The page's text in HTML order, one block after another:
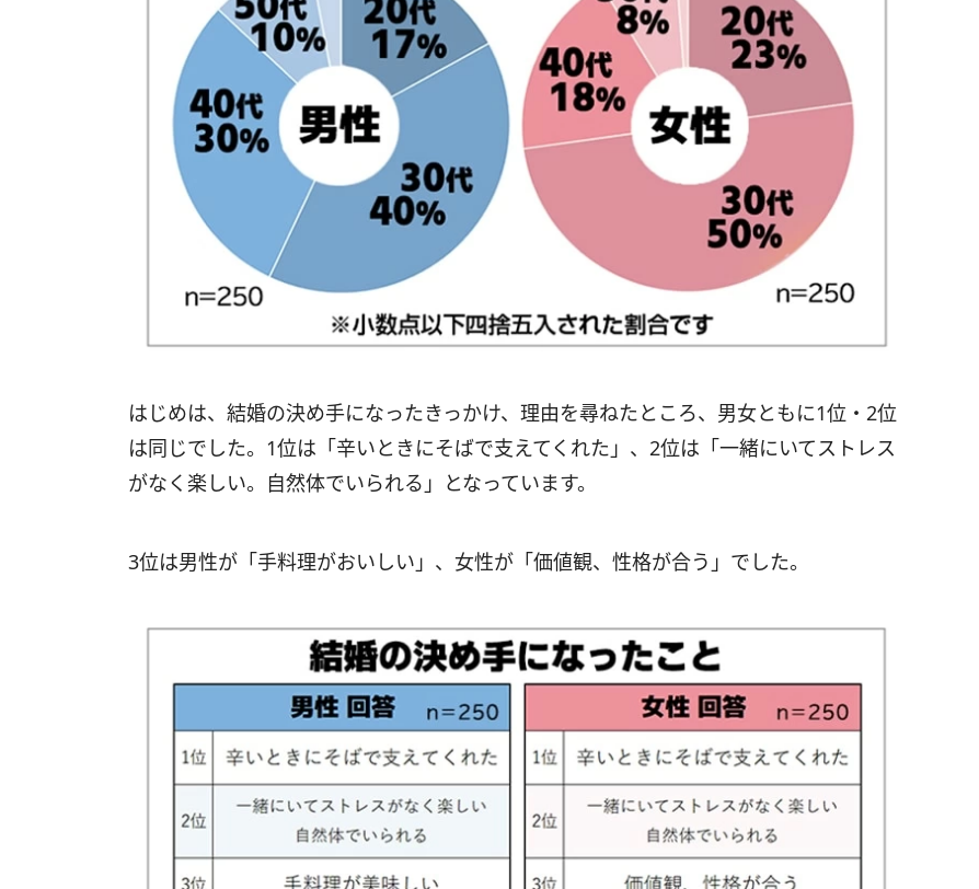
はじめは、結婚の決め手になったきっかけ、理由を尋ねたところ、男女ともに1位・2位
は同じでした。1位は「辛いときにそばで支えてくれた」、2位は「一緒にいてストレス
がなく楽しい。自然体でいられる」となっています。
3位は男性が「手料理がおいしい」、女性が「価値観、性格が合う」でした。